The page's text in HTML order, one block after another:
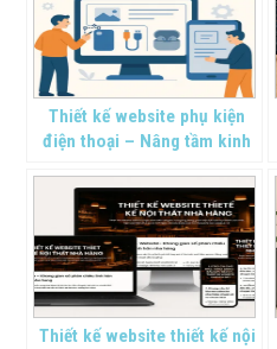
Thiết kế website phụ kiện
điện thoại – Nâng tầm kinh
Thiết kế website thiết kế nội